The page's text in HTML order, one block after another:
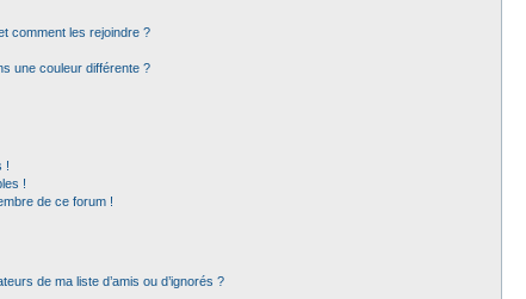
comment les rejoindre ?
une couleur différente ?
!
!
de ce forum !
de ma liste d’amis ou d’ignorés ?